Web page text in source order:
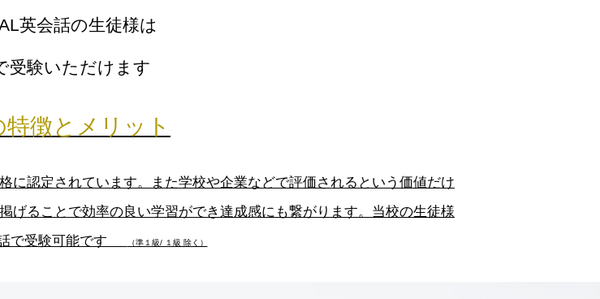
英会話の生徒様は
受験いただけます
徴とメリット
に認定されています。また学校や企業などで評価されるという価値だけ
ることで効率の良い学習ができ達成感にも繋がります。 当校の生徒様
で受験可能です
（準１級/ １級 除く）